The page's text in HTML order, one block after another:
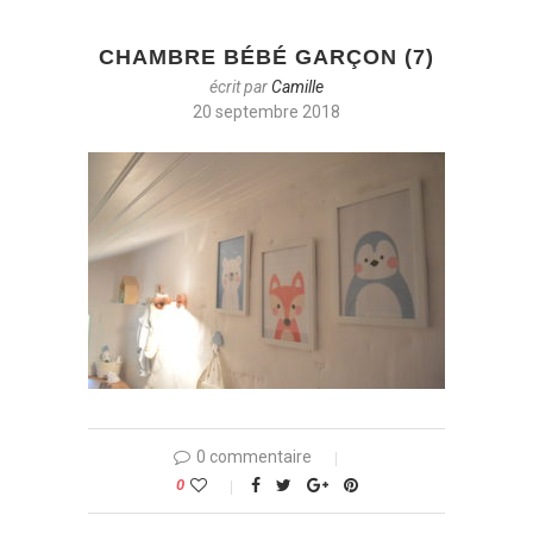
CHAMBRE BÉBÉ GARÇON (7)
écrit parCamille
20 septembre 2018
0 commentaire
0